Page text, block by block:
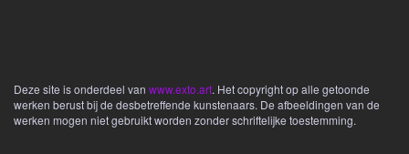
Deze site is onderdeel van www.exto.art. Het copyright op alle getoonde
werken berust bij de desbetreffende kunstenaars. De afbeeldingen van de
werken mogen niet gebruikt worden zonder schriftelijke toestemming.